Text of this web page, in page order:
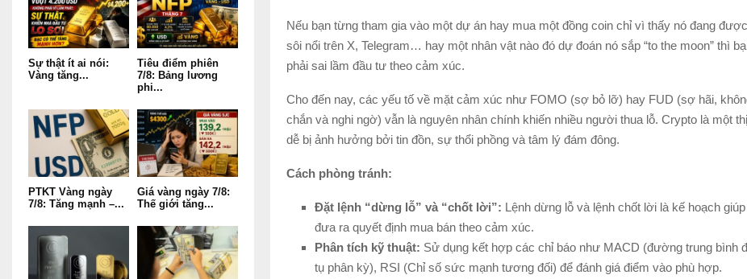
Nếu bạn từng tham gia vào một dự án hay mua một đồng coin chỉ vì thấy nó đang
sôi nổi trên X, Telegram… hay một nhân vật nào đó dự đoán nó sắp “to the moon” thì
phải sai lầm đầu tư theo cảm xúc.
Cho đến nay, các yếu tố về mặt cảm xúc như FOMO (sợ bỏ lỡ) hay FUD (sợ hãi,
chắn và nghi ngờ) vẫn là nguyên nhân chính khiến nhiều người thua lỗ. Crypto là một
dễ bị ảnh hưởng bởi tin đồn, sự thổi phồng và tâm lý đám đông.
Cách phòng tránh:
Đặt lệnh “dừng lỗ” và “chốt lời”: Lệnh dừng lỗ và lệnh chốt lời là kế hoạch
đưa ra quyết định mua bán theo cảm xúc.
Phân tích kỹ thuật: Sử dụng kết hợp các chỉ báo như MACD (đường trung bình
tụ phân kỳ), RSI (Chỉ số sức mạnh tương đối) để đánh giá điểm vào phù hợp.
Sự thật ít ai nói:
Vàng tăng...
Tiêu điểm phiên
7/8: Bảng lương
phi...
PTKT Vàng ngày
7/8: Tăng mạnh –...
Giá vàng ngày 7/8:
Thế giới tăng...